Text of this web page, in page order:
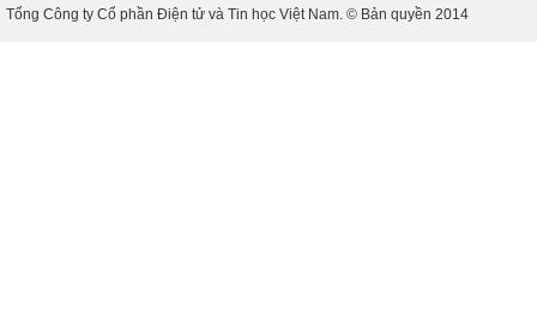
Tổng Công ty Cổ phần Điện tử và Tin học Việt Nam. © Bản quyền 2014